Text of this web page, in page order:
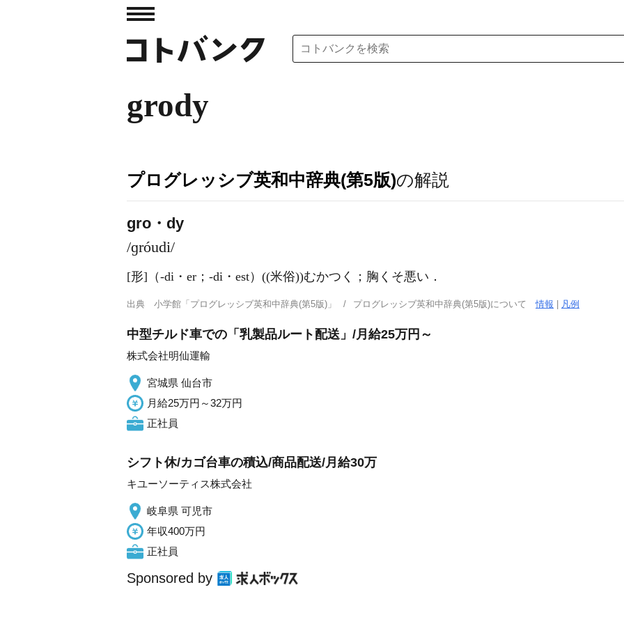
grody
プログレッシブ英和中辞典(第5版)の解説
gro・dy
/ɡróudi/
[形] （-di・er；-di・est） ((米俗))むかつく；胸くそ悪い ．
出典 小学館「プログレッシブ英和中辞典(第5版)」 プログレッシブ英和中辞典(第5版)について情報 凡例
中型チルド車での「乳製品ルート配送」/月給25万円～
株式会社明仙運輸
宮城県 仙台市
月給25万円～32万円
正社員
シフト休/カゴ台車の積込/商品配送/月給30万
キユーソーティス株式会社
岐阜県 可児市
年収400万円
正社員
Sponsored by